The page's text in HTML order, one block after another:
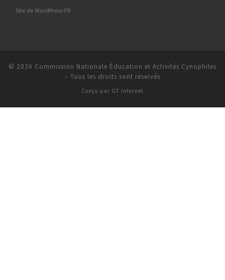
Site de WordPress-FR
© 2026 Commission Nationale Éducation et Activités Cynophiles
– Tous les droits sont réservés
Conçu par GT Internet